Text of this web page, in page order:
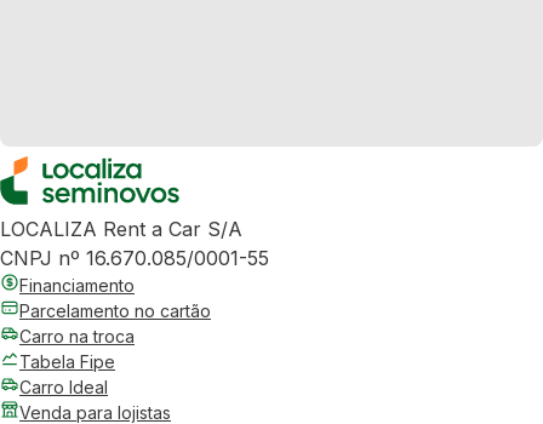
LOCALIZA Rent a Car S/A
CNPJ nº 16.670.085/0001-55
Financiamento
Parcelamento no cartão
Carro na troca
Tabela Fipe
Carro Ideal
Venda para lojistas